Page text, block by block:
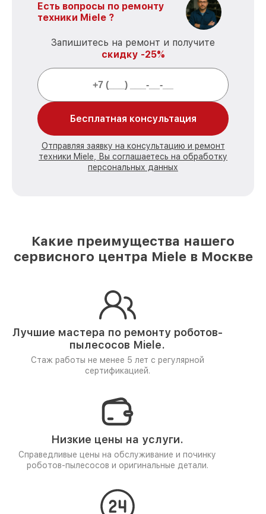
Есть вопросы по ремонту
техники Miele ?
Запишитесь на ремонт и получите
скидку -25%
Бесплатная консультация
Отправляя заявку на консультацию и ремонт
техники Miele, Вы соглашаетесь на обработку
персональных данных
Какие преимущества нашего
сервисного центра Miele в Москве
Лучшие мастера по ремонтуроботов-
пылесосов Miele.
Стаж работы не менее 5 лет с регулярной
сертификацией.
Низкие цены на услуги.
Справедливые цены на обслуживание и починку
роботов-пылесосов и оригинальные детали.